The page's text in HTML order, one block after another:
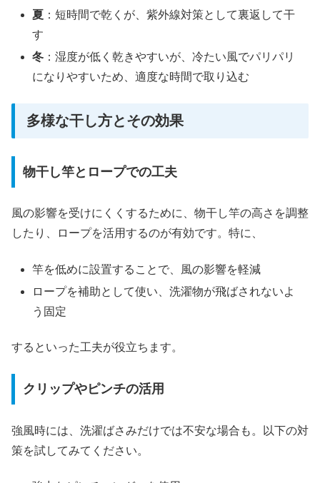
夏 ：短時間で乾くが、紫外線対策として裏返して干
す
冬 ：湿度が低く乾きやすいが、冷たい風でパリパリ
になりやすいため、適度な時間で取り込む
多様な干し方とその効果
物干し竿とロープでの工夫
風の影響を受けにくくするために、物干し竿の高さを調整
したり、ロープを活用するのが有効です。特に、
竿を低めに設置することで、風の影響を軽減
ロープを補助として使い、洗濯物が飛ばされないよ
う固定
するといった工夫が役立ちます。
クリップやピンチの活用
強風時には、洗濯ばさみだけでは不安な場合も。以下の対
策を試してみてください。